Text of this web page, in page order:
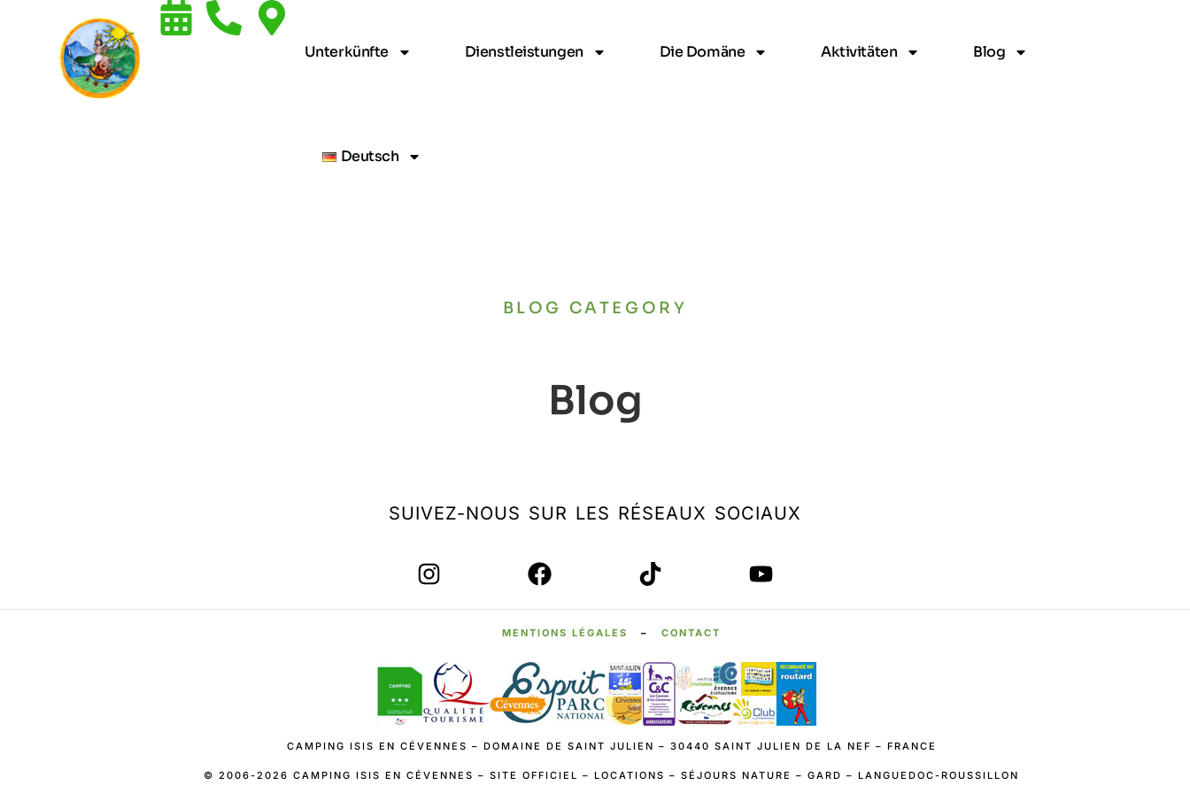
Unterkünfte Dienstleistungen Die Domäne Aktivitäten Blog
Deutsch
BLOG CATEGORY
Blog
SUIVEZ-NOUS SUR LES RÉSEAUX SOCIAUX
MENTIONS LÉGALES –CONTACT
CAMPING ISIS EN CÉVENNES – DOMAINE DE SAINT JULIEN – 30440 SAINT JULIEN DE LA NEF – FRANCE
© 2006-2026 CAMPING ISIS EN CÉVENNES – SITE OFFICIEL – LOCATIONS – SÉJOURS NATURE – GARD – LANGUEDOC-ROUSSILLON